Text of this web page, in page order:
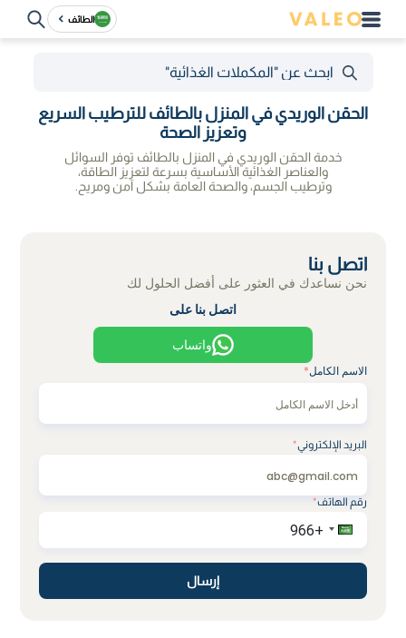
الطائف
خدمة الحقن الوريدي في المنزل بالطائف توفر السوائل
والعناصر الغذائية الأساسية بسرعة لتعزيز الطاقة،
وترطيب الجسم، والصحة العامة بشكل آمن ومريح.
الحقن الوريدي في المنزل بالطائف للترطيب السريع
وتعزيز الصحة
اتصل بنا
نحن نساعدك في العثور على أفضل الحلول لك
اتصل بنا على
واتساب
الاسم الكامل*
البريد الإلكتروني*
رقم الهاتف*
إرسال